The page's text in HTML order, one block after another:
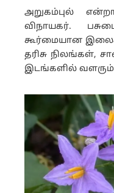
அறுகம்புல்
விநாயகர்.
கூர்மையான
தரிசு நிலங்கள்,
இடங்களில்